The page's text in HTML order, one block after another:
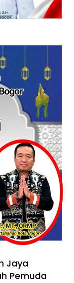
Jaya
Pemuda